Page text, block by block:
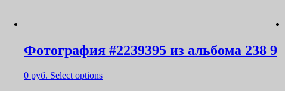
Фотография #2239395 из альбома 238 9
0 руб. Select options